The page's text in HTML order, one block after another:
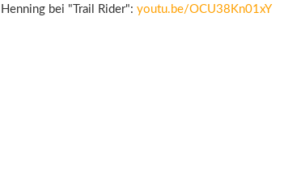
Henning bei "Trail Rider": youtu.be/OCU38Kn01xY